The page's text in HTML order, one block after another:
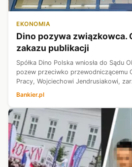
EKONOMIA
Dino pozywa związkowca.
zakazu publikacji
Spółka Dino Polska wniosła do Sądu
pozew przeciwko przewodniczącemu
Pracy, Wojciechowi Jendrusiakowi,
publikacji przeprosin ...
Bankier.pl